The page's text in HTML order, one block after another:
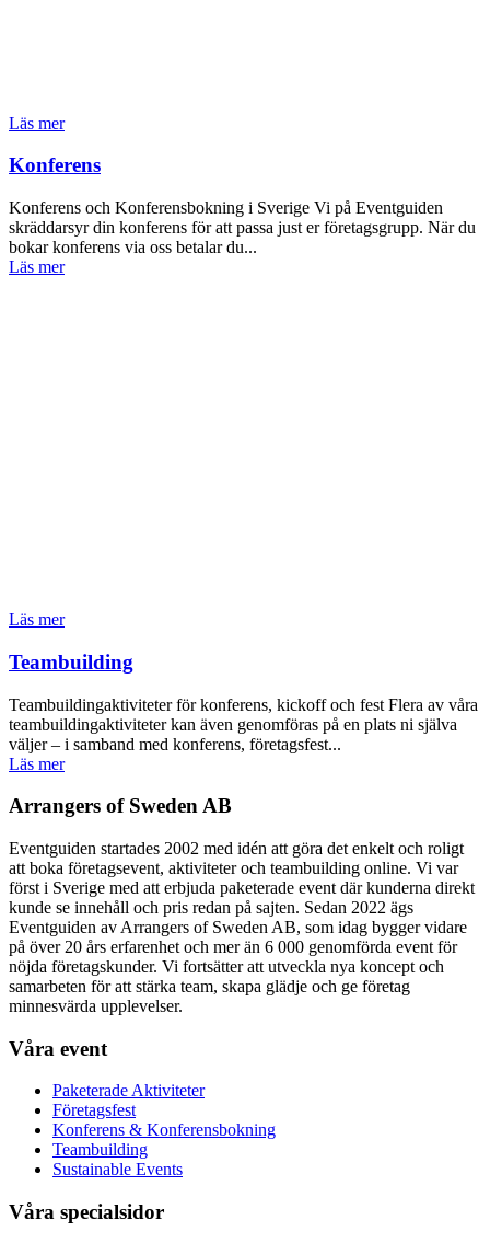
Läs mer
Konferens
Konferens och Konferensbokning i Sverige Vi på Eventguiden
skräddarsyr din konferens för att passa just er företagsgrupp. När du
bokar konferens via oss betalar du...
Läs mer
Läs mer
Teambuilding
Teambuildingaktiviteter för konferens, kickoff och fest Flera av våra
teambuildingaktiviteter kan även genomföras på en plats ni själva
väljer – i samband med konferens, företagsfest...
Läs mer
Arrangers of Sweden AB
Eventguiden startades 2002 med idén att göra det enkelt och roligt
att boka företagsevent, aktiviteter och teambuilding online. Vi var
först i Sverige med att erbjuda paketerade event där kunderna direkt
kunde se innehåll och pris redan på sajten. Sedan 2022 ägs
Eventguiden av Arrangers of Sweden AB, som idag bygger vidare
på över 20 års erfarenhet och mer än 6 000 genomförda event för
nöjda företagskunder. Vi fortsätter att utveckla nya koncept och
samarbeten för att stärka team, skapa glädje och ge företag
minnesvärda upplevelser.
Våra event
Paketerade Aktiviteter
Företagsfest
Konferens & Konferensbokning
Teambuilding
Sustainable Events
Våra specialsidor